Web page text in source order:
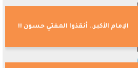
الإمام الأكبر.. أنقذوا المفتي حسون !!